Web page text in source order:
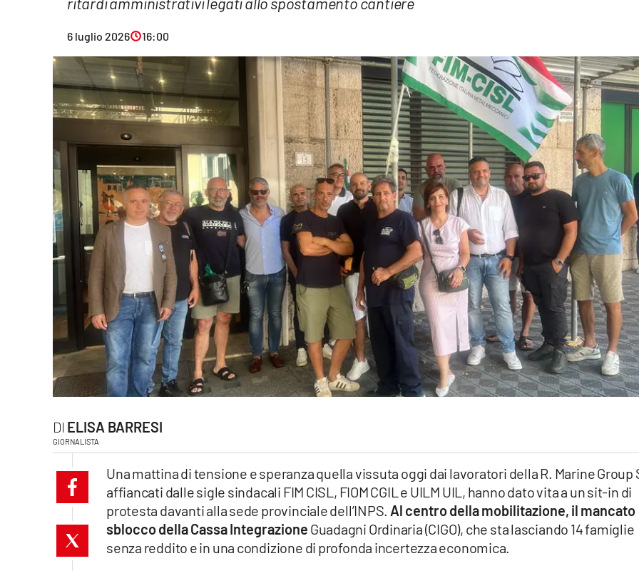
Streaming
lacitymag.it
cosenzachannel.it
catanzarochannel.it
6 luglio 2026 16:00
ELISA BARRESI
GIORNALISTA
Una mattina di tensione e speranza quella vissuta oggi dai lavoratori della R. Marine Group
affiancati dalle sigle sindacali FIM CISL, FIOM CGIL e UILM UIL, hanno dato vita a un sit-in di
protesta davanti alla sede provinciale dell’INPS. Al centro della mobilitazione, il mancato
sblocco della Cassa Integrazione Guadagni Ordinaria (CIGO), che sta lasciando 14 famiglie
senza reddito e in una condizione di profonda incertezza economica.